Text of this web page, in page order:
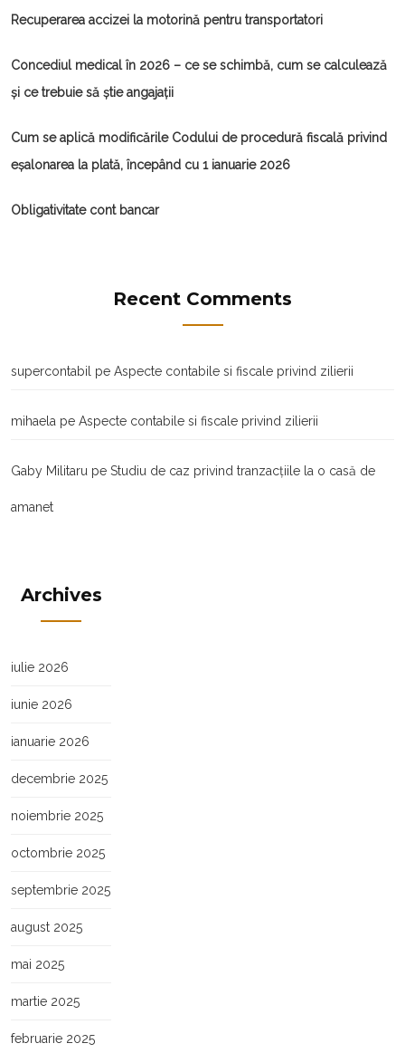
Recuperarea accizei la motorină pentru transportatori
Concediul medical în 2026 – ce se schimbă, cum se calculează
și ce trebuie să știe angajații
Cum se aplică modificările Codului de procedură fiscală privind
eșalonarea la plată, începând cu 1 ianuarie 2026
Obligativitate cont bancar
Recent Comments
supercontabil pe Aspecte contabile si fiscale privind zilierii
mihaela pe Aspecte contabile si fiscale privind zilierii
Gaby Militaru pe Studiu de caz privind tranzacţiile la o casă de
amanet
Archives
iulie 2026
iunie 2026
ianuarie 2026
decembrie 2025
noiembrie 2025
octombrie 2025
septembrie 2025
august 2025
mai 2025
martie 2025
februarie 2025